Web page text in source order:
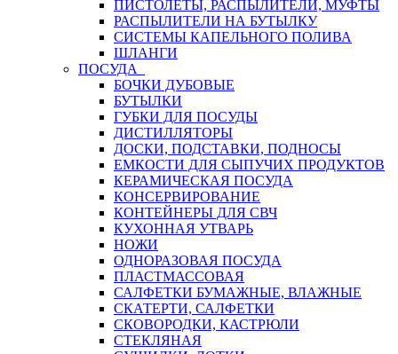
ПИСТОЛЕТЫ, РАСПЫЛИТЕЛИ, МУФТЫ
РАСПЫЛИТЕЛИ НА БУТЫЛКУ
СИСТЕМЫ КАПЕЛЬНОГО ПОЛИВА
ШЛАНГИ
ПОСУДА
БОЧКИ ДУБОВЫЕ
БУТЫЛКИ
ГУБКИ ДЛЯ ПОСУДЫ
ДИСТИЛЛЯТОРЫ
ДОСКИ, ПОДСТАВКИ, ПОДНОСЫ
ЕМКОСТИ ДЛЯ СЫПУЧИХ ПРОДУКТОВ
КЕРАМИЧЕСКАЯ ПОСУДА
КОНСЕРВИРОВАНИЕ
КОНТЕЙНЕРЫ ДЛЯ СВЧ
КУХОННАЯ УТВАРЬ
НОЖИ
ОДНОРАЗОВАЯ ПОСУДА
ПЛАСТМАССОВАЯ
САЛФЕТКИ БУМАЖНЫЕ, ВЛАЖНЫЕ
СКАТЕРТИ, САЛФЕТКИ
СКОВОРОДКИ, КАСТРЮЛИ
СТЕКЛЯНАЯ